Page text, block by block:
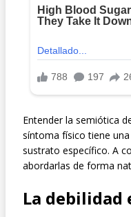
Entender la semiótica
síntoma físico tiene
sustrato específico. A
abordarlas de forma
La debilidad